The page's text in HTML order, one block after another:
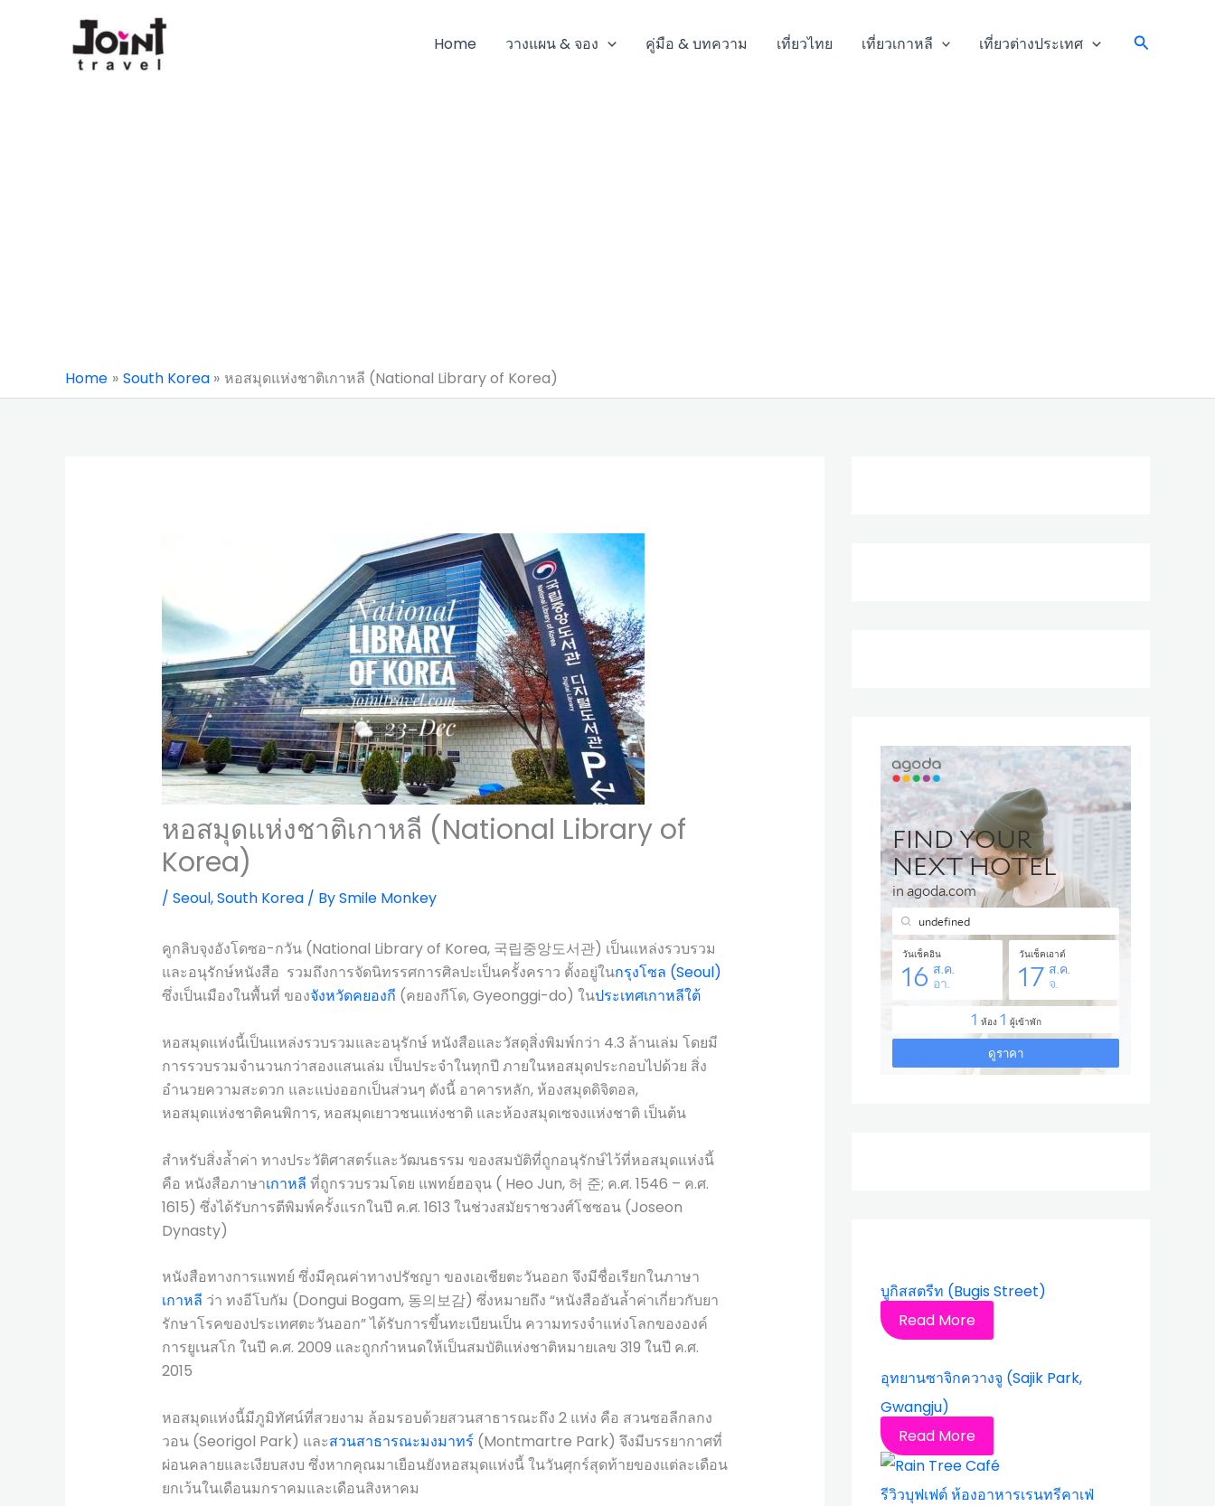
Home วางแผน & จอง คู่มือ & บทความ เที่ยวไทย เที่ยวเกาหลี เที่ยวต่างประเทศ Search
Home South Korea หอสมุดแห่งชาติเกาหลี (National Library of Korea)
หอสมุดแห่งชาติเกาหลี (National Library of
Korea)
/ Seoul,South Korea/ BySmile Monkey
คูกลิบจุงอังโดซอ-กวัน (National Library of Korea, 국립중앙도서관) เป็นแหล่งรวบรวม
และอนุรักษ์หนังสือ รวมถึงการจัดนิทรรศการศิลปะเป็นครั้งคราว ตั้งอยู่ในกรุงโซล (Seoul)
ซึ่งเป็นเมืองในพื้นที่ ของจังหวัดคยองกี (คยองกีโด, Gyeonggi-do) ในประเทศเกาหลีใต้
หอสมุดแห่งนี้เป็นแหล่งรวบรวมและอนุรักษ์ หนังสือและวัสดุสิ่งพิมพ์กว่า 4.3 ล้านเล่ม โดยมี
การรวบรวมจำนวนกว่าสองแสนเล่ม เป็นประจำในทุกปี ภายในหอสมุดประกอบไปด้วย สิ่ง
อำนวยความสะดวก และแบ่งออกเป็นส่วนๆ ดังนี้ อาคารหลัก, ห้องสมุดดิจิตอล,
หอสมุดแห่งชาติคนพิการ, หอสมุดเยาวชนแห่งชาติ และห้องสมุดเซจงแห่งชาติ เป็นต้น
สำหรับสิ่งล้ำค่า ทางประวัติศาสตร์และวัฒนธรรม ของสมบัติที่ถูกอนุรักษ์ไว้ที่หอสมุดแห่งนี้
คือ หนังสือภาษาเกาหลี ที่ถูกรวบรวมโดย แพทย์ฮอจุน ( Heo Jun, 허 준; ค.ศ. 1546 – ค.ศ.
1615) ซึ่งได้รับการตีพิมพ์ครั้งแรกในปี ค.ศ. 1613 ในช่วงสมัยราชวงศ์โชซอน (Joseon
Dynasty)
หนังสือทางการแพทย์ ซึ่งมีคุณค่าทางปรัชญา ของเอเชียตะวันออก จึงมีชื่อเรียกในภาษา
เกาหลี ว่า ทงอีโบกัม (Dongui Bogam, 동의보감) ซึ่งหมายถึง “หนังสืออันล้ำค่าเกี่ยวกับยา
รักษาโรคของประเทศตะวันออก” ได้รับการขึ้นทะเบียนเป็น ความทรงจำแห่งโลกขององค์
การยูเนสโก ในปี ค.ศ. 2009 และถูกกำหนดให้เป็นสมบัติแห่งชาติหมายเลข 319 ในปี ค.ศ.
2015
หอสมุดแห่งนี้มีภูมิทัศน์ที่สวยงาม ล้อมรอบด้วยสวนสาธารณะถึง 2 แห่ง คือ สวนซอลีกลกง
วอน (Seorigol Park) และสวนสาธารณะมงมาทร์ (Montmartre Park) จึงมีบรรยากาศที่
ผ่อนคลายและเงียบสงบ ซึ่งหากคุณมาเยือนยังหอสมุดแห่งนี้ ในวันศุกร์สุดท้ายของแต่ละเดือน
ยกเว้นในเดือนมกราคมและเดือนสิงหาคม
บูกิสสตรีท (Bugis Street)
Read More
อุทยานซาจิกควางจู (Sajik Park,
Gwangju)
Read More
รีวิวบุฟเฟต์ ห้องอาหารเรนทรีคาเฟ่